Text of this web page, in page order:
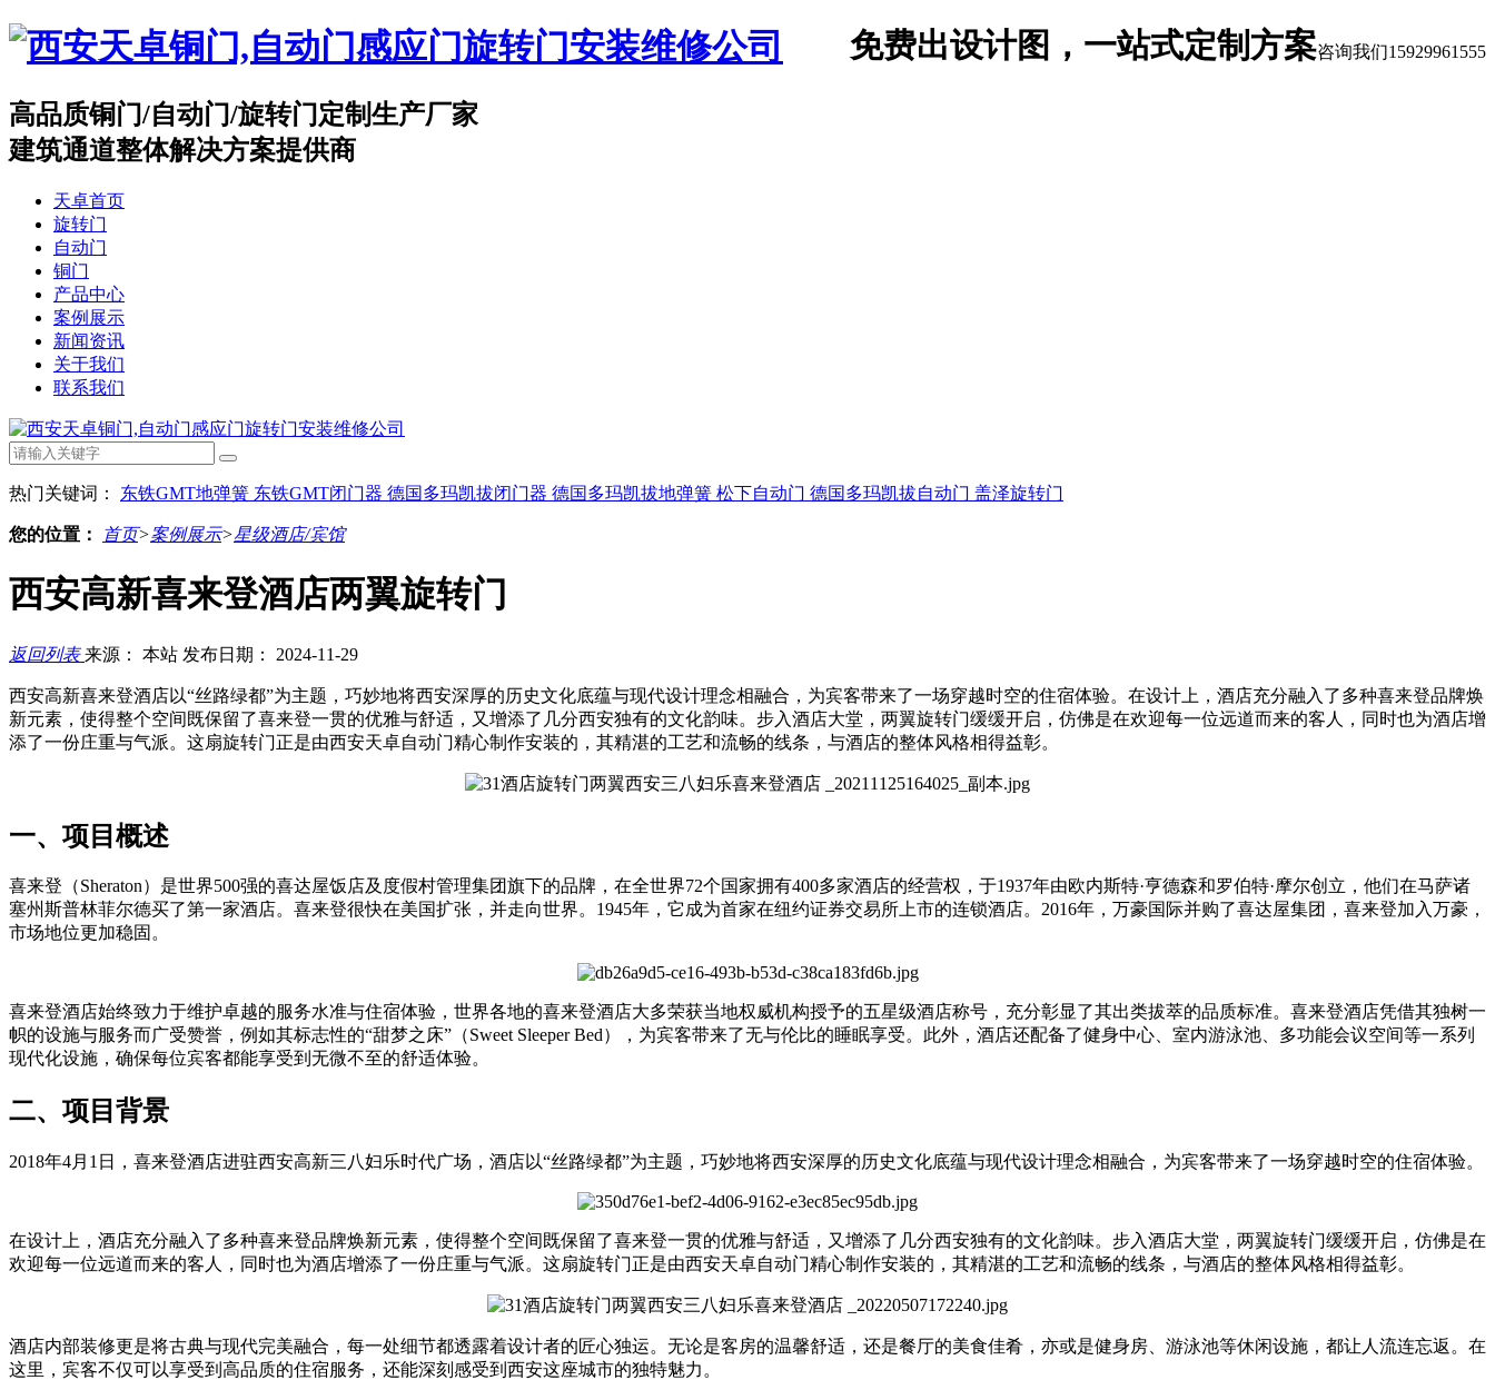
咨询我们15929961555
免费出设计图，一站式定制方案
高品质铜门/自动门/旋转门 定制生产厂家
建筑通道整体解决方案提供商
天卓首页
旋转门
自动门
铜门
产品中心
案例展示
新闻资讯
关于我们
联系我们
热门关键词： 东铁GMT地弹簧 东铁GMT闭门器 德国多玛凯拔闭门器 德国多玛凯拔地弹簧 松下自动门 德国多玛凯拔自动门 盖泽旋转门
您的位置： 首页>案例展示>星级酒店/宾馆
西安高新喜来登酒店两翼旋转门
返回列表来源： 本站 发布日期： 2024-11-29
西安高新喜来登酒店以“丝路绿都”为主题，巧妙地将西安深厚的历史文化底蕴与现代设计理念相融合，为宾客带来了一场穿越时空的住宿体验。在设计上，酒店充分融入了多种喜来登品牌焕
新元素，使得整个空间既保留了喜来登一贯的优雅与舒适，又增添了几分西安独有的文化韵味。步入酒店大堂，两翼旋转门缓缓开启，仿佛是在欢迎每一位远道而来的客人，同时也为酒店增
添了一份庄重与气派。这扇旋转门正是由西安天卓自动门精心制作安装的，其精湛的工艺和流畅的线条，与酒店的整体风格相得益彰。
一、项目概述
喜来登（Sheraton）是世界500强的喜达屋饭店及度假村管理集团旗下的品牌，在全世界72个国家拥有400多家酒店的经营权，于1937年由欧内斯特·亨德森和罗伯特·摩尔创立，他们在马萨诸
塞州斯普林菲尔德买了第一家酒店。喜来登很快在美国扩张，并走向世界。1945年，它成为首家在纽约证券交易所上市的连锁酒店。2016年，万豪国际并购了喜达屋集团，喜来登加入万豪，
市场地位更加稳固。
喜来登酒店始终致力于维护卓越的服务水准与住宿体验，世界各地的喜来登酒店大多荣获当地权威机构授予的五星级酒店称号，充分彰显了其出类拔萃的品质标准。喜来登酒店凭借其独树一
帜的设施与服务而广受赞誉，例如其标志性的“甜梦之床”（Sweet Sleeper Bed），为宾客带来了无与伦比的睡眠享受。此外，酒店还配备了健身中心、室内游泳池、多功能会议空间等一系列
现代化设施，确保每位宾客都能享受到无微不至的舒适体验。
二、项目背景
2018年4月1日，喜来登酒店进驻西安高新三八妇乐时代广场，酒店以“丝路绿都”为主题，巧妙地将西安深厚的历史文化底蕴与现代设计理念相融合，为宾客带来了一场穿越时空的住宿体验。
在设计上，酒店充分融入了多种喜来登品牌焕新元素，使得整个空间既保留了喜来登一贯的优雅与舒适，又增添了几分西安独有的文化韵味。步入酒店大堂，两翼旋转门缓缓开启，仿佛是在
欢迎每一位远道而来的客人，同时也为酒店增添了一份庄重与气派。这扇旋转门正是由西安天卓自动门精心制作安装的，其精湛的工艺和流畅的线条，与酒店的整体风格相得益彰。
酒店内部装修更是将古典与现代完美融合，每一处细节都透露着设计者的匠心独运。无论是客房的温馨舒适，还是餐厅的美食佳肴，亦或是健身房、游泳池等休闲设施，都让人流连忘返。在
这里，宾客不仅可以享受到高品质的住宿服务，还能深刻感受到西安这座城市的独特魅力。